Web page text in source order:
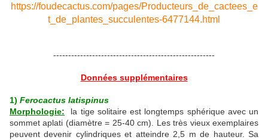
https://foudecactus.com/pages/Producteurs_de_cactees_e
t_de_plantes_succulentes-6477144.html
------------------------------------------------------
Données supplémentaires
1) Ferocactus latispinus
Morphologie: la tige solitaire est longtemps sphérique avec un
sommet aplati (diamètre = 25-40 cm). Les très vieux exemplaires
peuvent devenir cylindriques et atteindre 2,5 m de hauteur. Sa